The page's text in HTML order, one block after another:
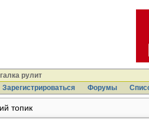
рулит
Зарегистрироваться
Форумы
топик